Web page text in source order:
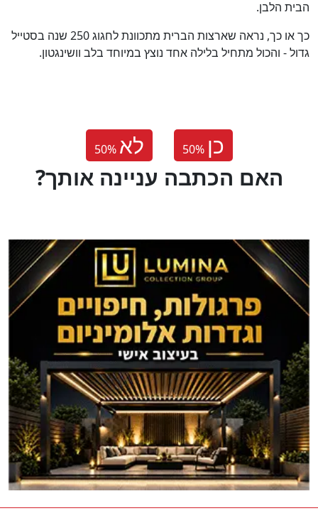
הבית הלבן.
כך או כך, נראה שארצות הברית מתכוונת לחגוג 250 שנה בסטייל
גדול - והכול מתחיל בלילה אחד נוצץ במיוחד בלב וושינגטון.
50% לא 50% כן
?האם הכתבה עניינה אותך